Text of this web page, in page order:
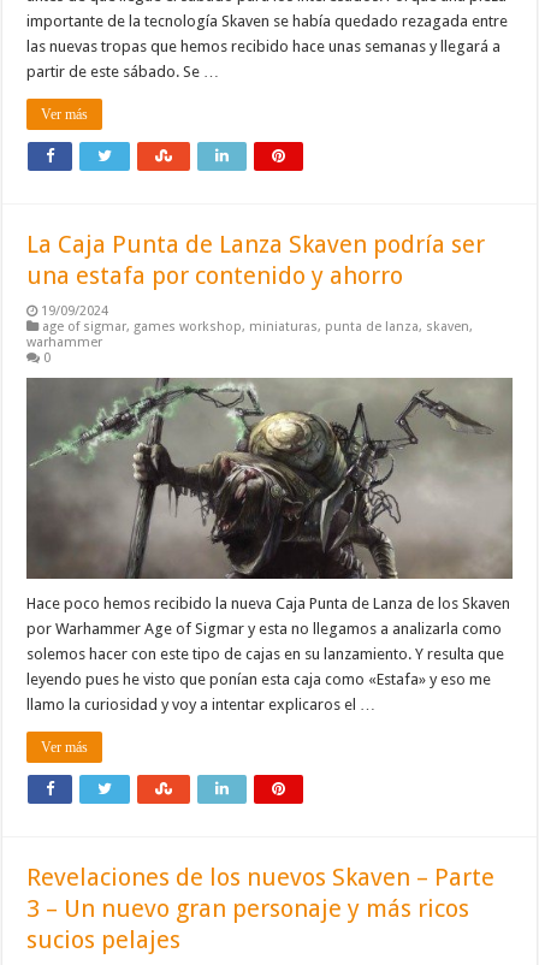
importante de la tecnología Skaven se había quedado rezagada entre
las nuevas tropas que hemos recibido hace unas semanas y llegará a
partir de este sábado. Se …
Ver más
La Caja Punta de Lanza Skaven podría ser
una estafa por contenido y ahorro
19/09/2024
age of sigmar, games workshop, miniaturas, punta de lanza, skaven,
warhammer
0
Hace poco hemos recibido la nueva Caja Punta de Lanza de los Skaven
por Warhammer Age of Sigmar y esta no llegamos a analizarla como
solemos hacer con este tipo de cajas en su lanzamiento. Y resulta que
leyendo pues he visto que ponían esta caja como «Estafa» y eso me
llamo la curiosidad y voy a intentar explicaros el …
Ver más
Revelaciones de los nuevos Skaven – Parte
3 – Un nuevo gran personaje y más ricos
sucios pelajes